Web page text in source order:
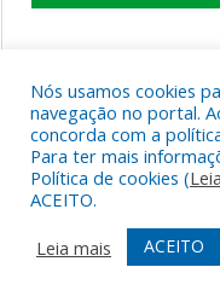
Nós usamos cookies
navegação no portal.
concorda com a
Para ter mais
Política de cookies (
ACEITO.
Leia mais
ACEITO